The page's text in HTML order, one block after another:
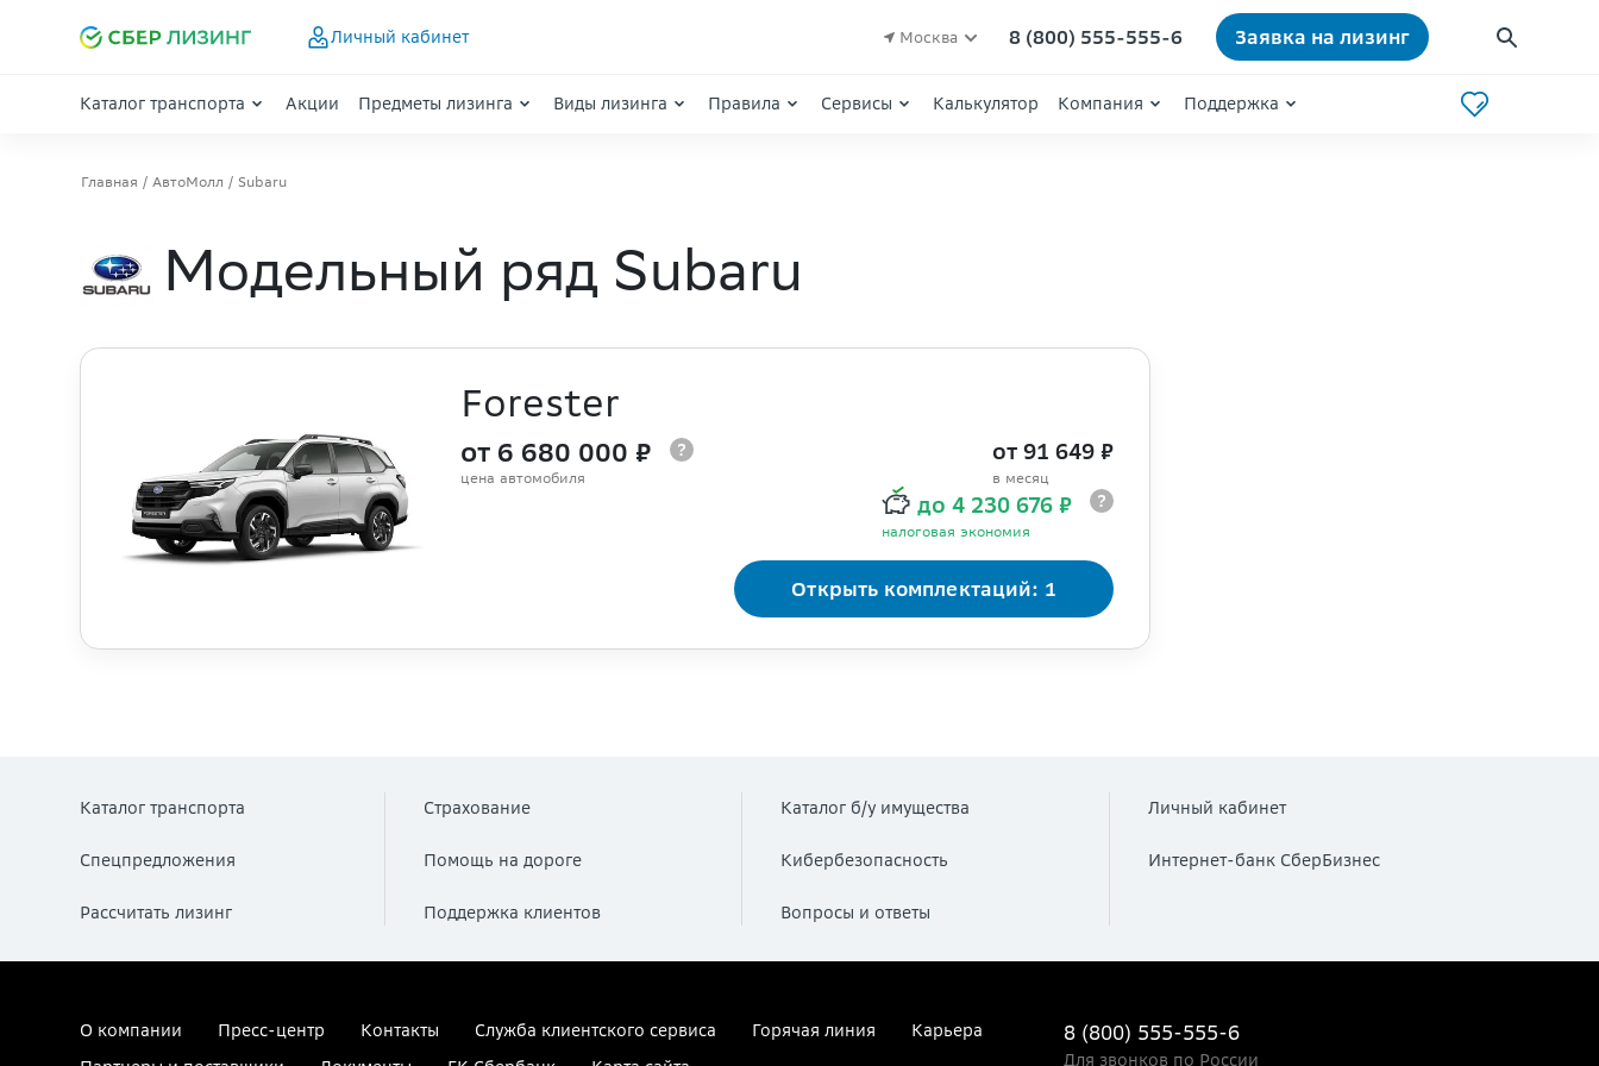
Личный кабинет Москва 8 (800) 555-555-6 Заявка на лизинг
Каталог транспорта Акции Предметы лизинга Виды лизинга Правила Сервисы Калькулятор Компания Поддержка
Главная АвтоМолл Subaru
Модельный ряд Subaru
Forester
от 6 680 000 ₽
цена автомобиля
от 91 649 ₽
в месяц
до 4 230 676 ₽
налоговая экономия
Открыть комплектаций: 1
Каталог транспорта
Спецпредложения
Рассчитать лизинг
Страхование
Помощь на дороге
Поддержка клиентов
Каталог б/у имущества
Кибербезопасность
Вопросы и ответы
Личный кабинет
Интернет-банк СберБизнес
О компании Пресс-центр Контакты Служба клиентского сервиса Горячая линия
Карьера
8 (800) 555-555-6
Для звонков по России